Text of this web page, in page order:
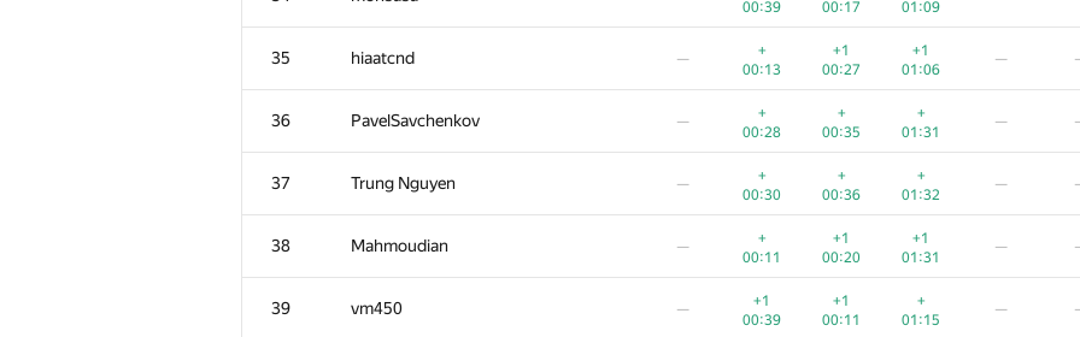
00:39
00:17
01:09
35 hiaatcnd —
+
00:13
+1
00:27
+1
01:06
—
36 PavelSavchenkov —
+
00:28
+
00:35
+
01:31
—
37 Trung Nguyen —
+
00:30
+
00:36
+
01:32
—
38 Mahmoudian —
+
00:11
+1
00:20
+1
01:31
—
39 vm450 —
+1
00:39
+1
00:11
+
01:15
—
/79 521 821 505 898 38 64 10/23 10
1 Petr
00:05
00:12
00:21
01:07
2 snuke
00:18 00:24 00:41
01:10
3 Kirino
00:16 00:27 01:02
4 rng.58
00:20 00:13 00:30